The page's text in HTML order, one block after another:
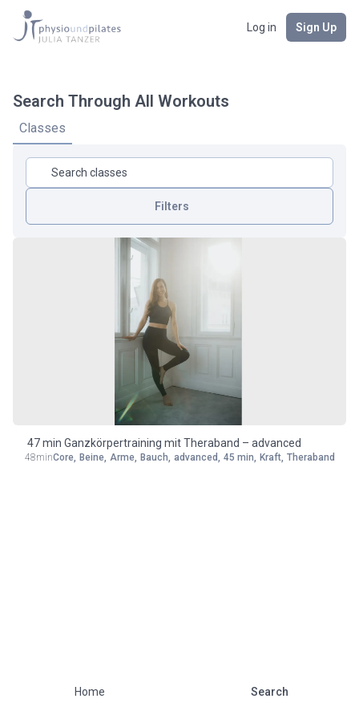
Log in Sign Up
Home Search
Search Through All Workouts
Classes
Filters
47 min Ganzkörpertraining mit Theraband – advanced
48minCore, Beine, Arme, Bauch, advanced, 45 min, Kraft, Theraband